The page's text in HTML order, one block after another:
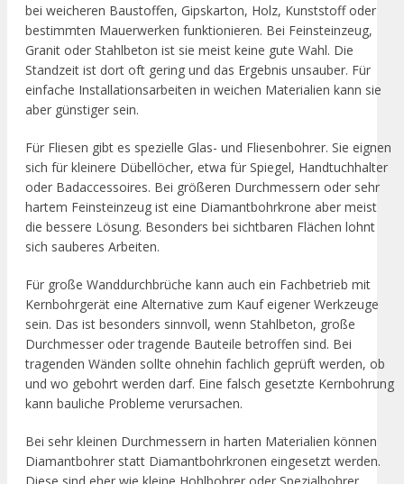
bei weicheren Baustoffen, Gipskarton, Holz, Kunststoff oder
bestimmten Mauerwerken funktionieren. Bei Feinsteinzeug,
Granit oder Stahlbeton ist sie meist keine gute Wahl. Die
Standzeit ist dort oft gering und das Ergebnis unsauber. Für
einfache Installationsarbeiten in weichen Materialien kann sie
aber günstiger sein.
Für Fliesen gibt es spezielle Glas- und Fliesenbohrer. Sie eignen
sich für kleinere Dübellöcher, etwa für Spiegel, Handtuchhalter
oder Badaccessoires. Bei größeren Durchmessern oder sehr
hartem Feinsteinzeug ist eine Diamantbohrkrone aber meist
die bessere Lösung. Besonders bei sichtbaren Flächen lohnt
sich sauberes Arbeiten.
Für große Wanddurchbrüche kann auch ein Fachbetrieb mit
Kernbohrgerät eine Alternative zum Kauf eigener Werkzeuge
sein. Das ist besonders sinnvoll, wenn Stahlbeton, große
Durchmesser oder tragende Bauteile betroffen sind. Bei
tragenden Wänden sollte ohnehin fachlich geprüft werden, ob
und wo gebohrt werden darf. Eine falsch gesetzte Kernbohrung
kann bauliche Probleme verursachen.
Bei sehr kleinen Durchmessern in harten Materialien können
Diamantbohrer statt Diamantbohrkronen eingesetzt werden.